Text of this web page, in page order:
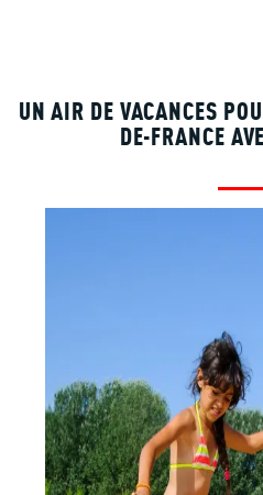
UN AIR DE VACANCES
DE-FRANCE